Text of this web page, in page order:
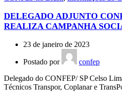
DELEGADO ADJUNTO
REALIZA CAMPANHA
23 de janeiro de 2023
Postado por
confep
Delegado do CONFEP/ SP Celso
Técnicos Transpor, Coplanar e